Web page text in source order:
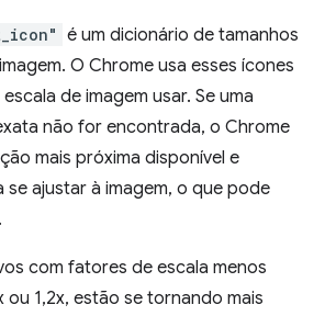
é um dicionário de tamanhos
O Chrome usa esses ícones
de imagem usar. Se uma
não for encontrada, o Chrome
mais próxima disponível e
se ajustar à imagem, o que pode
com fatores de escala menos
ou 1,2x, estão se tornando mais